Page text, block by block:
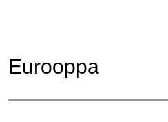
Eurooppa